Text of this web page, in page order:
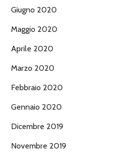
Giugno 2020
Maggio 2020
Aprile 2020
Marzo 2020
Febbraio 2020
Gennaio 2020
Dicembre 2019
Novembre 2019